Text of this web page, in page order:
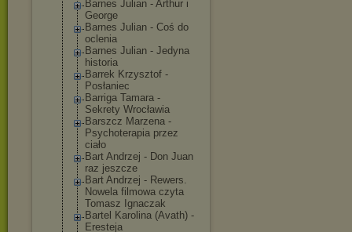
Barnes Julian - Arthur i
George
Barnes Julian - Coś do
oclenia
Barnes Julian - Jedyna
historia
Barrek Krzysztof -
Posłaniec
Barriga Tamara -
Sekrety Wrocławia
Barszcz Marzena -
Psychoterapia przez
ciało
Bart Andrzej - Don Juan
raz jeszcze
Bart Andrzej - Rewers.
Nowela filmowa czyta
Tomasz Ignaczak
Bartel Karolina (Avath) -
Eresteja